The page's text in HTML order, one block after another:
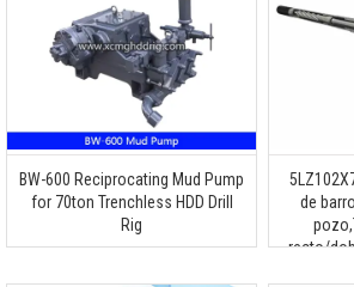
BW-600 Reciprocating Mud Pump
for 70ton Trenchless HDD Drill
Rig
de
recto/